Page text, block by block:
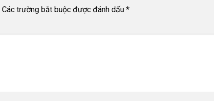
Các trường bắt buộc được đánh dấu *